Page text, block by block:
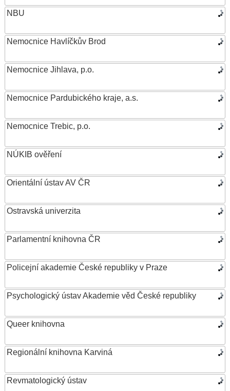
NBU
Nemocnice Havlíčkův Brod
Nemocnice Jihlava, p.o.
Nemocnice Pardubického kraje, a.s.
Nemocnice Trebic, p.o.
NÚKIB ověření
Orientální ústav AV ČR
Ostravská univerzita
Parlamentní knihovna ČR
Policejní akademie České republiky v Praze
Psychologický ústav Akademie věd České republiky
Queer knihovna
Regionální knihovna Karviná
Revmatologický ústav